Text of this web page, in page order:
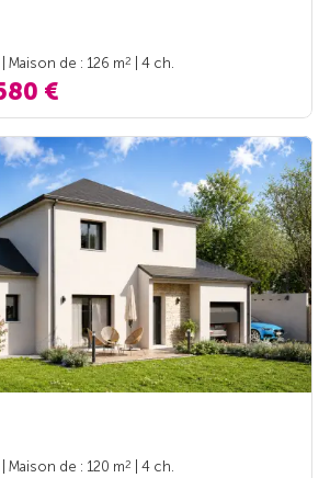
| Maison de : 126 m2
| 4 ch.
€
| Maison de : 120 m2
| 4 ch.